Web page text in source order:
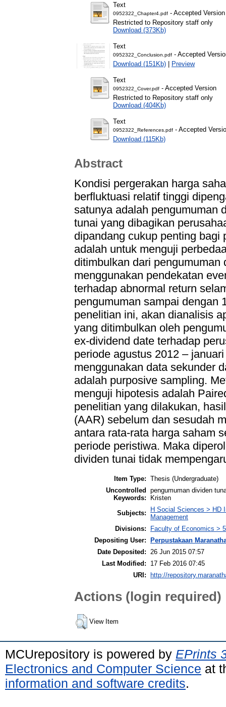
Text
0952322_Chapter4.pdf - Accepted Version
Restricted to Repository staff only
Download (373Kb)
Text
0952322_Conclusion.pdf - Accepted
Download (151Kb) | Preview
Text
0952322_Cover.pdf - Accepted Version
Restricted to Repository staff only
Download (404Kb)
Text
0952322_References.pdf - Accepted
Download (115Kb)
Abstract
Kondisi pergerakan harga
berfluktuasi relatif tinggi
satunya adalah pengumuman
tunai yang dibagikan
dipandang cukup penting bagi
adalah untuk menguji
ditimbulkan dari
menggunakan pendekatan
terhadap abnormal return
pengumuman sampai dengan
penelitian ini, akan dianalisis
yang ditimbulkan oleh
ex-dividend date terhadap
periode agustus 2012 –
menggunakan data sekunder
adalah purposive sampling.
menguji hipotesis adalah
penelitian yang dilakukan,
(AAR) sebelum dan sesudah
antara rata-rata harga saham
periode peristiwa. Maka
dividen tunai tidak
Item Type: Thesis (Undergraduate)
Uncontrolled
Keywords:
pengumuman dividen
Kristen
Subjects:
H Social Sciences > HD
Management
Divisions:
Faculty of Economics >
Depositing User:
Perpustakaan
Date Deposited:
26 Jun 2015 07:57
Last Modified:
17 Feb 2016 07:45
URI:
http://
Actions (login required)
View Item
MCUrepository is powered by EPrints
Electronics and Computer Science at
information and software credits.